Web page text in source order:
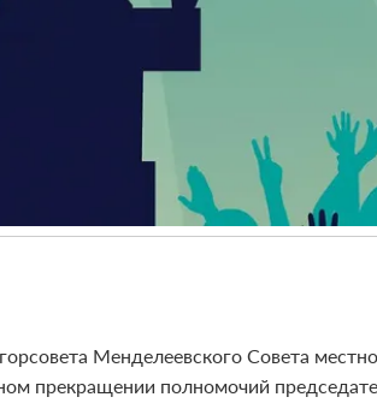
Менделеевского Совета
прекращении полномочий